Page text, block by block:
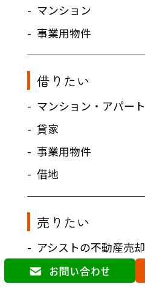
マンション
事業用物件
借りたい
マンション・アパート
貸家
事業用物件
借地
売りたい
アシストの不動産売却
売却ガイド